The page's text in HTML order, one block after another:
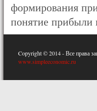
формирования
понятие прибыли
Copyright © 2014 - Все права
www.simpleeconomic.ru